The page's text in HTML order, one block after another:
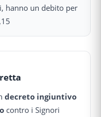
hanno un debito per
decreto ingiuntivo
contro i Signori